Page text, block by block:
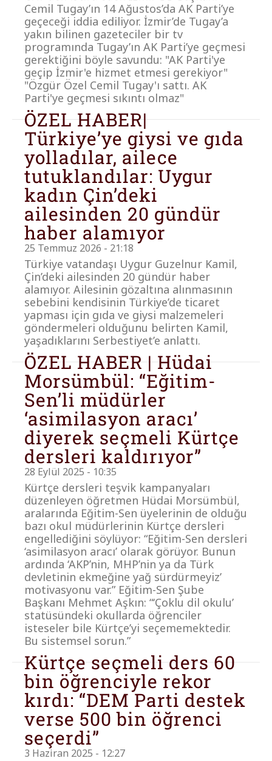
Cemil Tugay’ın 14 Ağustos’da AK Parti’ye
geçeceği iddia ediliyor. İzmir’de Tugay’a
yakın bilinen gazeteciler bir tv
programında Tugay’ın AK Parti’ye geçmesi
gerektiğini böyle savundu: "AK Parti'ye
geçip İzmir'e hizmet etmesi gerekiyor"
"Özgür Özel Cemil Tugay'ı sattı. AK
Parti'ye geçmesi sıkıntı olmaz"
ÖZEL HABER|
Türkiye’ye giysi ve gıda
yolladılar, ailece
tutuklandılar: Uygur
kadın Çin’deki
ailesinden 20 gündür
haber alamıyor
25 Temmuz 2026 - 21:18
Türkiye vatandaşı Uygur Guzelnur Kamil,
Çin’deki ailesinden 20 gündür haber
alamıyor. Ailesinin gözaltına alınmasının
sebebini kendisinin Türkiye’de ticaret
yapması için gıda ve giysi malzemeleri
göndermeleri olduğunu belirten Kamil,
yaşadıklarını Serbestiyet’e anlattı.
ÖZEL HABER | Hüdai
Morsümbül: “Eğitim-
Sen’li müdürler
‘asimilasyon aracı’
diyerek seçmeli Kürtçe
dersleri kaldırıyor”
28 Eylül 2025 - 10:35
Kürtçe dersleri teşvik kampanyaları
düzenleyen öğretmen Hüdai Morsümbül,
aralarında Eğitim-Sen üyelerinin de olduğu
bazı okul müdürlerinin Kürtçe dersleri
engellediğini söylüyor: “Eğitim-Sen dersleri
‘asimilasyon aracı’ olarak görüyor. Bunun
ardında ‘AKP’nin, MHP’nin ya da Türk
devletinin ekmeğine yağ sürdürmeyiz’
motivasyonu var.” Eğitim-Sen Şube
Başkanı Mehmet Aşkın: “‘Çoklu dil okulu’
statüsündeki okullarda öğrenciler
isteseler bile Kürtçe’yi seçememektedir.
Bu sistemsel sorun.”
Kürtçe seçmeli ders 60
bin öğrenciyle rekor
kırdı: “DEM Parti destek
verse 500 bin öğrenci
seçerdi”
3 Haziran 2025 - 12:27